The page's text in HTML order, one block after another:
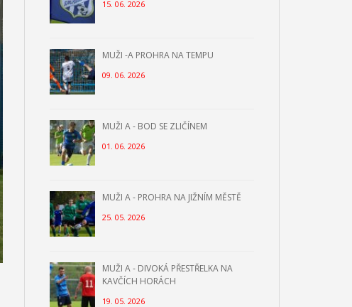
15. 06. 2026
MUŽI -A PROHRA NA TEMPU
09. 06. 2026
MUŽI A - BOD SE ZLIČÍNEM
01. 06. 2026
MUŽI A - PROHRA NA JIŽNÍM MĚSTĚ
25. 05. 2026
MUŽI A - DIVOKÁ PŘESTŘELKA NA
KAVČÍCH HORÁCH
19. 05. 2026